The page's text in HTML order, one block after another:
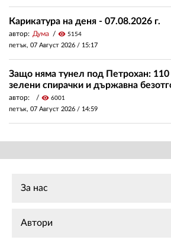
Карикатура на деня - 07.08.2026 г.
автор: Дума visibility 5154
петък, 07 Август 2026 / 15:17
Защо няма тунел под Петрохан:
зелени спирачки и държавна
автор: visibility 6001
петък, 07 Август 2026 / 14:59
За нас
Автори